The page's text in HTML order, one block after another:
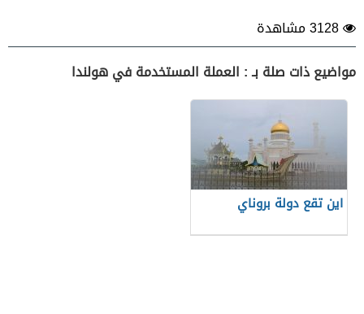
مواضيع ذات صلة بـ : العملة المستخدمة في هولندا
اين تقع دولة بروناي